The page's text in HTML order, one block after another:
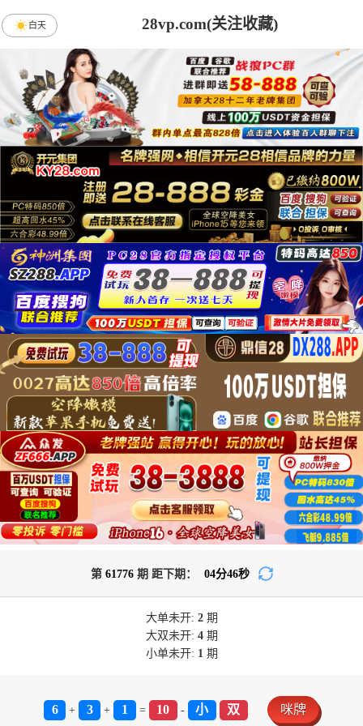
28vp.com(关注收藏)
白天
第 61776期 距下期： 04分46秒
大单未开: 2期
大双未开: 4期
小单未开: 1 期
6 + 3 + 1 = 10 - 小 双 咪牌